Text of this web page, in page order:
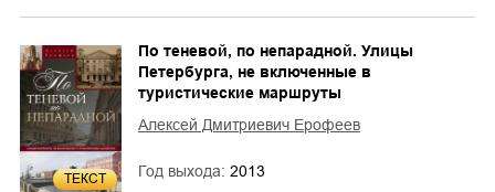
ТЕКСТ
По теневой, по непарадной. Улицы
Петербурга, не включенные в
туристические маршруты
Алексей Дмитриевич Ерофеев
Год выхода: 2013